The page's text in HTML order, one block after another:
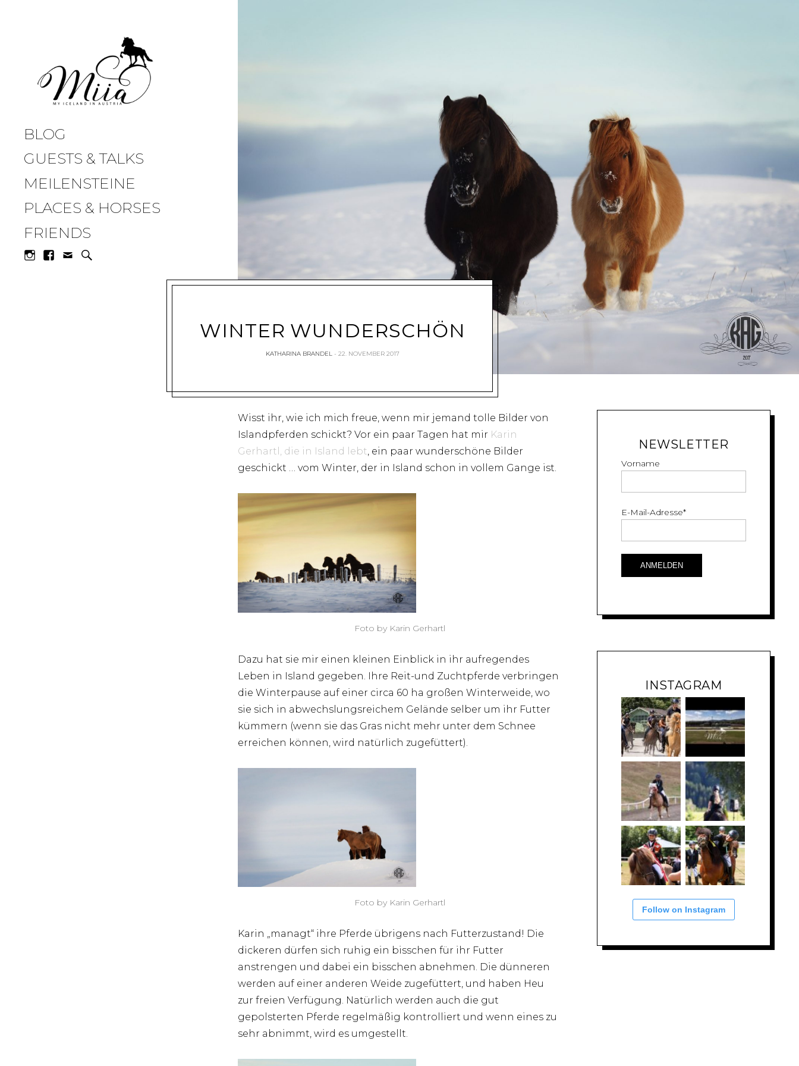
miia.at
BLOG
GUESTS & TALKS
MEILENSTEINE
PLACES & HORSES
FRIENDS
WINTER WUNDERSCHÖN
KATHARINA BRANDEL 22. NOVEMBER 2017
Wisst ihr, wie ich mich freue, wenn mir jemand tolle Bilder von
Islandpferden schickt? Vor ein paar Tagen hat mir Karin
Gerhartl, die in Island lebt, ein paar wunderschöne Bilder
geschickt … vom Winter, der in Island schon in vollem Gange ist.
Foto by Karin Gerhartl
Dazu hat sie mir einen kleinen Einblick in ihr aufregendes
Leben in Island gegeben. Ihre Reit-und Zuchtpferde verbringen
die Winterpause auf einer circa 60 ha großen Winterweide, wo
sie sich in abwechslungsreichem Gelände selber um ihr Futter
kümmern (wenn sie das Gras nicht mehr unter dem Schnee
erreichen können, wird natürlich zugefüttert).
Foto by Karin Gerhartl
Karin „managt“ ihre Pferde übrigens nach Futterzustand! Die
dickeren dürfen sich ruhig ein bisschen für ihr Futter
anstrengen und dabei ein bisschen abnehmen. Die dünneren
werden auf einer anderen Weide zugefüttert, und haben Heu
zur freien Verfügung. Natürlich werden auch die gut
gepolsterten Pferde regelmäßig kontrolliert und wenn eines zu
sehr abnimmt, wird es umgestellt.
NEWSLETTER
Vorname
E-Mail-Adresse*
INSTAGRAM
Follow on Instagram